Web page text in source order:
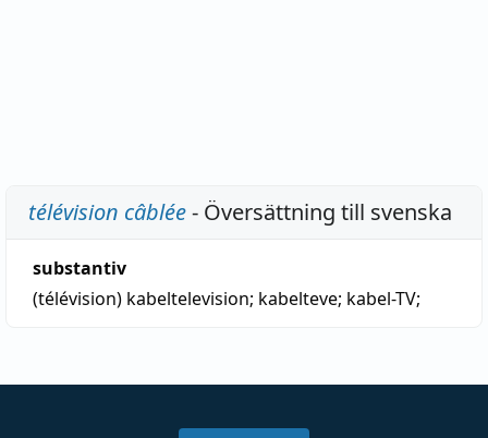
télévision câblée- Översättning till svenska
substantiv
(télévision) kabeltelevision; kabelteve; kabel-TV;